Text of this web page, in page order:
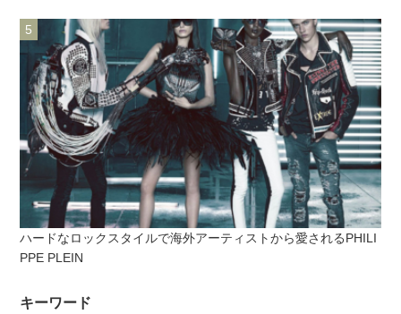
ハードなロックスタイルで海外アーティストから愛されるPHILI
PPE PLEIN
キーワード